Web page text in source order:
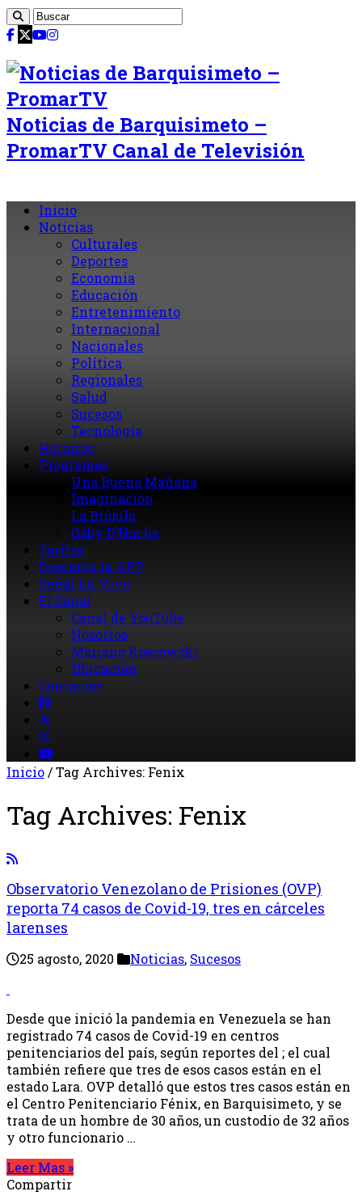
Noticias de Barquisimeto –
PromarTV Canal de Televisión
Inicio
Noticias
Culturales
Deportes
Economia
Educación
Entretenimiento
Internacional
Nacionales
Política
Regionales
Salud
Sucesos
Tecnología
Horarios
Programas
Una Buena Mañana
Imaginación
La Brújula
Gaby D’Noche
Tarifas
Descarga la APP
Señal En Vivo
El Canal
Canal de YouTube
Nosotros
Mariano Kossowski
Ubicación
Contactos
Inicio/Tag Archives: Fenix
Tag Archives: Fenix
Observatorio Venezolano de Prisiones (OVP)
reporta 74 casos de Covid-19, tres en cárceles
larenses
25 agosto, 2020 Noticias, Sucesos
Desde que inició la pandemia en Venezuela se han
registrado 74 casos de Covid-19 en centros
penitenciarios del país, según reportes del ; el cual
también refiere que tres de esos casos están en el
estado Lara. OVP detalló que estos tres casos están en
el Centro Penitenciario Fénix, en Barquisimeto, y se
trata de un hombre de 30 años, un custodio de 32 años
y otro funcionario …
Leer Mas »
Compartir